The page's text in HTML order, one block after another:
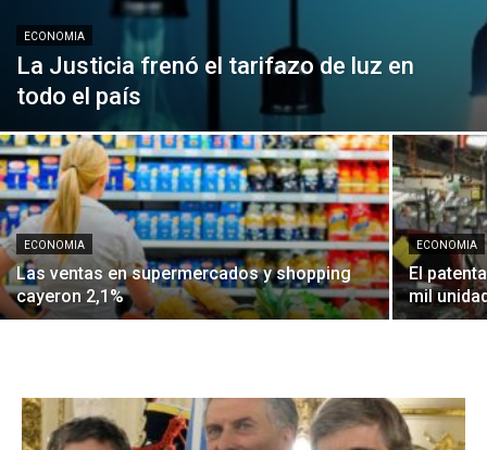
ECONOMIA
La Justicia frenó el tarifazo de luz en
todo el país
ECONOMIA
Las ventas en supermercados y shopping
cayeron 2,1%
ECONOMIA
El
mil